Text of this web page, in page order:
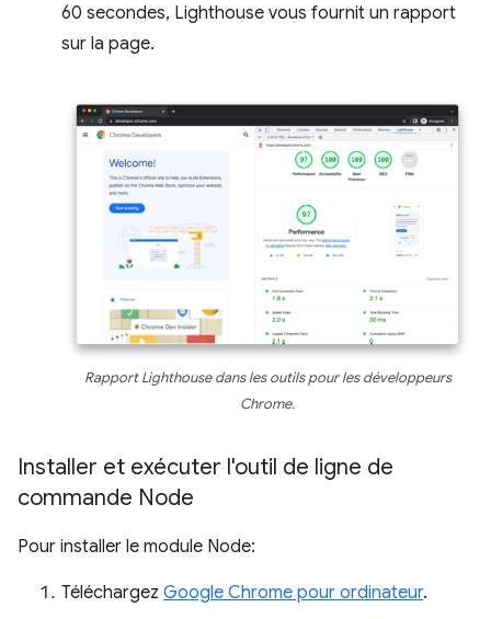
60 secondes, Lighthouse vous fournit un rapport
sur la page.
Rapport Lighthouse dans les outils pour les développeurs
Chrome.
Installer et exécuter l'outil de ligne de
commande Node
Pour installer le module Node:
Téléchargez Google Chrome pour ordinateur.